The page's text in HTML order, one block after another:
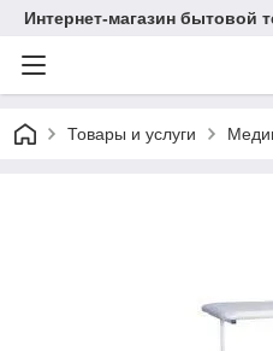
Интернет-магазин бытовой
Товары и услуги